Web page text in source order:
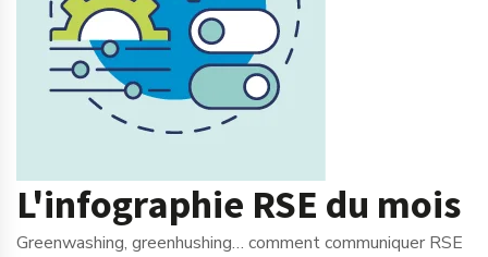
L'infographie RSE du mois
Greenwashing, greenhushing… comment communiquer RSE